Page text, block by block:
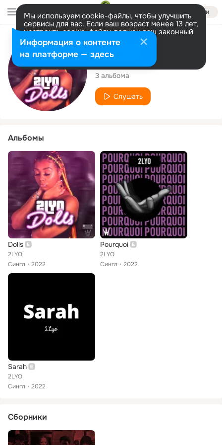
Войти
Мы используем cookie-файлы, чтобы улучшить
сервисы для вас. Если ваш возраст менее 13 лет,
настроить cookie-файлы должен ваш законный
представитель. Больше информации
Разрешить все Настроить
Исполнитель
2LYO
3 альбома
Слушать
Альбомы
Dolls
2LYO
Сингл
2022
Pourquoi
2LYO
Сингл
2022
Sarah
2LYO
Сингл
2022
Сборники
Информация о контенте
на платформе — здесь